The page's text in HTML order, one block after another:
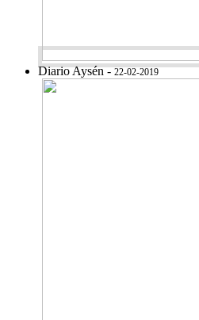
Diario Aysén -22-02-2019